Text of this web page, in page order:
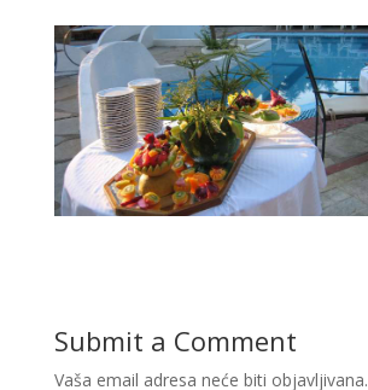
Submit a Comment
Vaša email adresa neće biti objavljivana.